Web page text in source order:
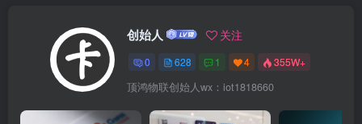
创始人 关注
0 628 1 4 355W+
顶鸿物联创始人wx：iot1818660